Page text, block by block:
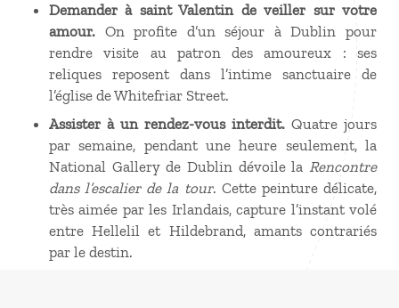
Demander à saint Valentin de veiller sur votre
amour. On profite d’un séjour à Dublin pour
rendre visite au patron des amoureux
: ses
reliques reposent dans l’intime sanctuaire de
l’église de Whitefriar Street.
Assister à un rendez-vous interdit. Quatre jours
par semaine, pendant une heure seulement, la
National Gallery de Dublin dévoile la Rencontre
dans l’escalier de la tour. Cette peinture délicate,
très aimée par les Irlandais, capture l’instant volé
entre Hellelil et Hildebrand, amants contrariés
par le destin.